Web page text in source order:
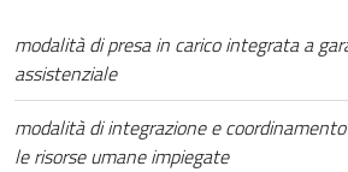
modalità di presa in carico integrata a
assistenziale
modalità di integrazione e
le risorse umane impiegate